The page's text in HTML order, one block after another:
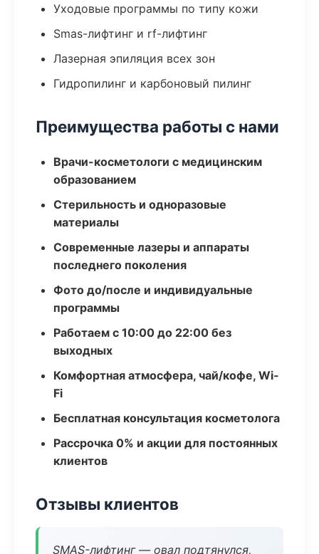
Уходовые программы по типу кожи
Smas-лифтинг и rf-лифтинг
Лазерная эпиляция всех зон
Гидропилинг и карбоновый пилинг
Преимущества работы с нами
Врачи-косметологи с медицинским
образованием
Стерильность и одноразовые
материалы
Современные лазеры и аппараты
последнего поколения
Фото до/после и индивидуальные
программы
Работаем с 10:00 до 22:00 без
выходных
Комфортная атмосфера, чай/кофе, Wi-
Fi
Бесплатная консультация косметолога
Рассрочка 0% и акции для постоянных
клиентов
Отзывы клиентов
SMAS-лифтинг — овал подтянулся,